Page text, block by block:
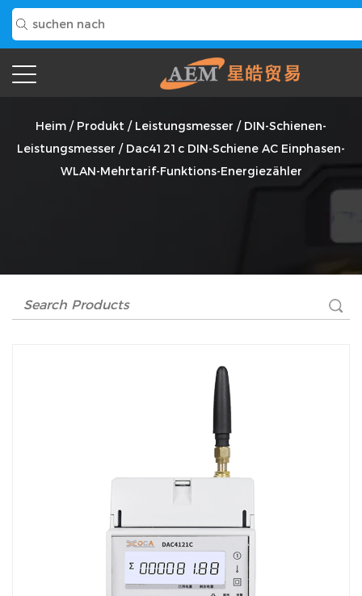
Dac4121c DIN-Schiene AC Einphasen-WLAN-Mehrtarif-
Funktions-Energiezähler Anbieter
Heim / Produkt / Leistungsmesser / DIN-Schienen-
Leistungsmesser / Dac4121c DIN-Schiene AC Einphasen-
WLAN-Mehrtarif-Funktions-Energiezähler